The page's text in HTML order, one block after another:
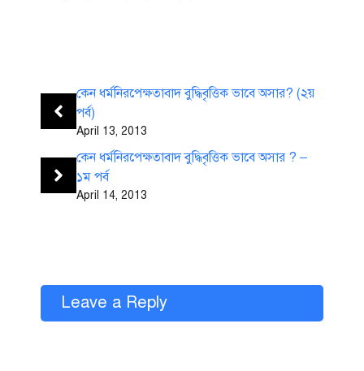
কেন ধর্মনিরপেক্ষতাবাদ বুদ্ধিবৃত্তিক ভাবে অসার? (২য়
পর্ব)
April 13, 2013
কেন ধর্মনিরপেক্ষতাবাদ বুদ্ধিবৃত্তিক ভাবে অসার ? –
১ম পর্ব
April 14, 2013
Leave a Reply